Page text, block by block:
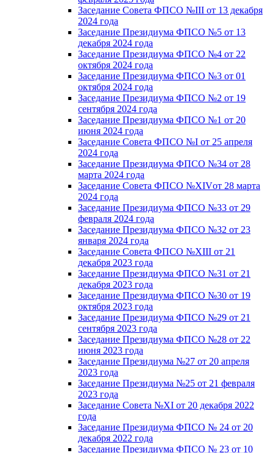
Заседание Совета ФПСО №III от 13 декабря
2024 года
Заседание Президиума ФПСО №5 от 13
декабря 2024 года
Заседание Президиума ФПСО №4 от 22
октября 2024 года
Заседание Президиума ФПСО №3 от 01
октября 2024 года
Заседание Президиума ФПСО №2 от 19
сентября 2024 года
Заседание Президиума ФПСО №1 от 20
июня 2024 года
Заседание Совета ФПСО №I от 25 апреля
2024 года
Заседание Президиума ФПСО №34 от 28
марта 2024 года
Заседание Совета ФПСО №XIVот 28 марта
2024 года
Заседание Президиума ФПСО №33 от 29
февраля 2024 года
Заседание Президиума ФПСО №32 от 23
января 2024 года
Заседание Совета ФПСО №XIII от 21
декабря 2023 года
Заседание Президиума ФПСО №31 от 21
декабря 2023 года
Заседание Президиума ФПСО №30 от 19
октября 2023 года
Заседание Президиума ФПСО №29 от 21
сентября 2023 года
Заседание Президиума ФПСО №28 от 22
июня 2023 года
Заседание Президиума №27 от 20 апреля
2023 года
Заседание Президиума №25 от 21 февраля
2023 года
Заседание Совета №XI от 20 декабря 2022
года
Заседание Президиума ФПСО № 24 от 20
декабря 2022 года
Заседание Президиума ФПСО № 23 от 10